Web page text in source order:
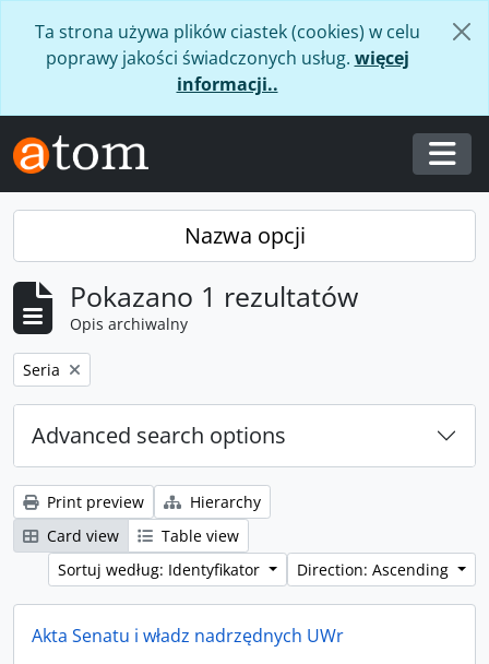
Ta strona używa plików ciastek (cookies) w celu
poprawy jakości świadczonych usług. więcej
informacji..
Nazwa opcji
Pokazano 1 rezultatów
Opis archiwalny
Remove filter:
Seria
Advanced search options
Print preview
Hierarchy
Card view
Table view
Sortuj według: Identyfikator
Direction: Ascending
Akta Senatu i władz nadrzędnych UWr